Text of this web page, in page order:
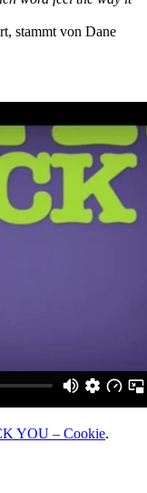
stammt von Dane
YOU – Cookie.